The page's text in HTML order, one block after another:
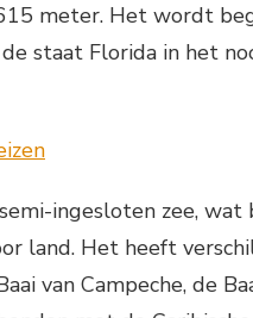
meter. Het wordt
staat Florida in het
ingesloten zee,
land. Het heeft
van Campeche, de